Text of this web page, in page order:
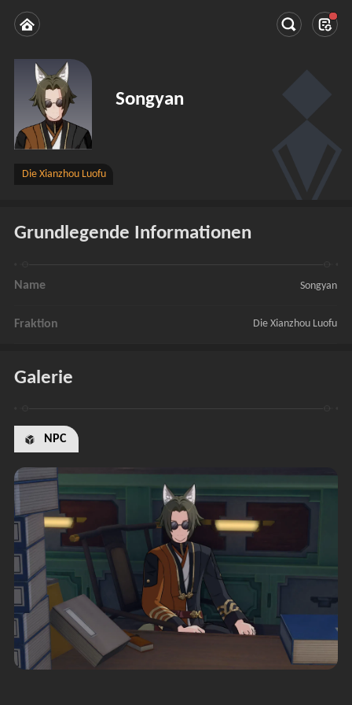
Songyan
Die Xianzhou Luofu
Grundlegende Informationen
Name Songyan
Fraktion Die Xianzhou Luofu
Galerie
NPC